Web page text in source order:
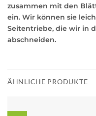
zusammen mit den
ein. Wir können sie
Seitentriebe, die wir in
abschneiden.
ÄHNLICHE PRODUKTE